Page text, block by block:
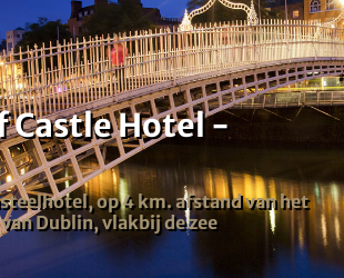
Castle Hotel -
op 4 km. afstand van het
Dublin, vlakbij de zee